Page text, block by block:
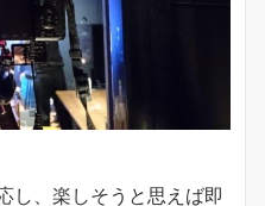
し、楽しそうと思えば即